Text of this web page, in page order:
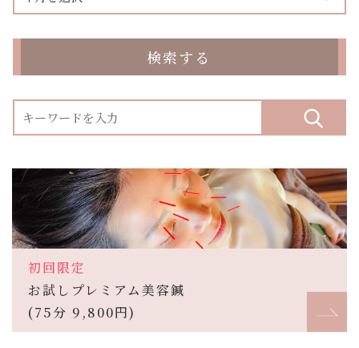
検索する
初回限定
お試しプレミアム美容鍼
(75分 9,800円)